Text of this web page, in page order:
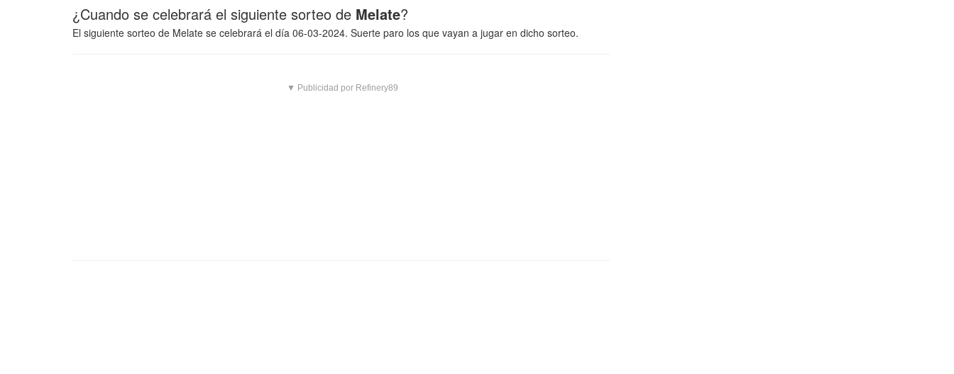
¿Cuando se celebrará el siguiente sorteo de Melate?
El siguiente sorteo de Melate se celebrará el día 06-03-2024. Suerte paro los que vayan a jugar en dicho sorteo.
▼ Publicidad por Refinery89